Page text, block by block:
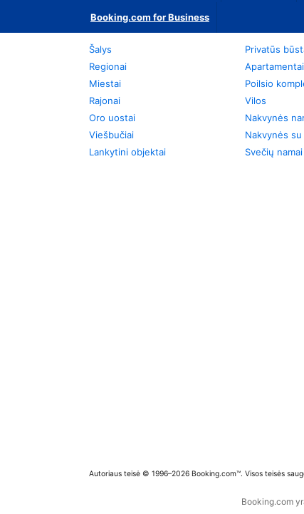
Booking.com for Business
Šalys
Regionai
Miestai
Rajonai
Oro uostai
Viešbučiai
Lankytini objektai
Privatūs
Apartamentai
Poilsio
Vilos
Nakvynės
Nakvynės
Svečių namai
Autoriaus teisė © 1996–2026 Booking.com™. Visos teisės
Booking.com